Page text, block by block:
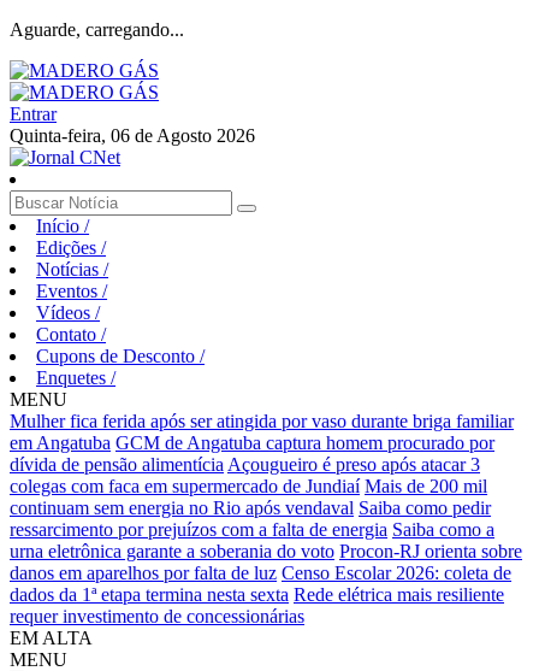
Aguarde, carregando...
Entrar
Quinta-feira, 06 de Agosto 2026
Início /
Edições /
Notícias /
Eventos /
Vídeos /
Contato /
Cupons de Desconto /
Enquetes /
MENU
Mulher fica ferida após ser atingida por vaso durante briga familiar
em Angatuba GCM de Angatuba captura homem procurado por
dívida de pensão alimentícia Açougueiro é preso após atacar 3
colegas com faca em supermercado de Jundiaí Mais de 200 mil
continuam sem energia no Rio após vendaval Saiba como pedir
ressarcimento por prejuízos com a falta de energia Saiba como a
urna eletrônica garante a soberania do voto Procon-RJ orienta sobre
danos em aparelhos por falta de luz Censo Escolar 2026: coleta de
dados da 1ª etapa termina nesta sexta Rede elétrica mais resiliente
requer investimento de concessionárias
EM ALTA
MENU